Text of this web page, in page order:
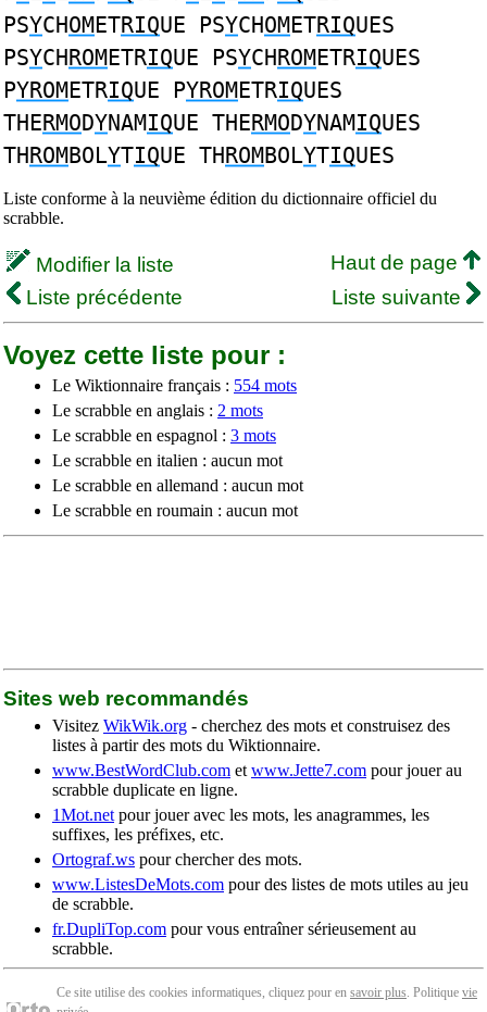
PSYCHOMETRIQUE PSYCHOMETRIQUES
PSYCHROMETRIQUE PSYCHROMETRIQUES
PYROMETRIQUE PYROMETRIQUES
THERMODYNAMIQUE THERMODYNAMIQUES
THROMBOLYTIQUE THROMBOLYTIQUES
Liste conforme à la neuvième édition du dictionnaire officiel du
scrabble.
Modifier la liste
Haut de page
Liste précédente
Liste suivante
Voyez cette liste pour :
Le Wiktionnaire français : 554 mots
Le scrabble en anglais : 2 mots
Le scrabble en espagnol : 3 mots
Le scrabble en italien : aucun mot
Le scrabble en allemand : aucun mot
Le scrabble en roumain : aucun mot
Sites web recommandés
Visitez WikWik.org - cherchez des mots et construisez des
listes à partir des mots du Wiktionnaire.
www.BestWordClub.com et www.Jette7.com pour jouer au
scrabble duplicate en ligne.
1Mot.net pour jouer avec les mots, les anagrammes, les
suffixes, les préfixes, etc.
Ortograf.ws pour chercher des mots.
www.ListesDeMots.com pour des listes de mots utiles au jeu
de scrabble.
fr.DupliTop.com pour vous entraîner sérieusement au
scrabble.
Ce site utilise des cookies informatiques, cliquez pour en savoir plus. Politique vie